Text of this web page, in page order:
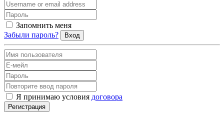
Запомнить меня
Забыли пароль?
Вход
Я принимаю условия договора
Регистрация